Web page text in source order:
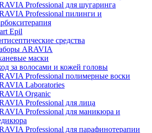
Professional для шугаринга
Professional пилинги и
Epil
средства
ARAVIA
маски
за волосами и кожей головы
Professional полимерные воски
Laboratories
Organic
Professional для лица
Professional для маникюра и
Professional для парафинотерапии